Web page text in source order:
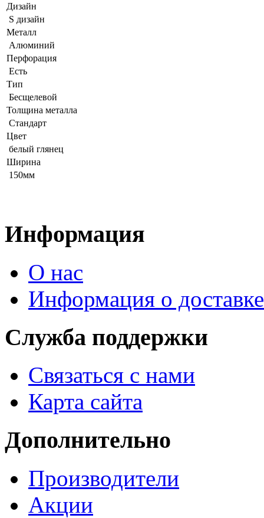
Дизайн
S дизайн
Металл
Алюминий
Перфорация
Есть
Тип
Бесщелевой
Толщина металла
Стандарт
Цвет
белый глянец
Ширина
150мм
Информация
О нас
Информация о доставке
Служба поддержки
Связаться с нами
Карта сайта
Дополнительно
Производители
Акции